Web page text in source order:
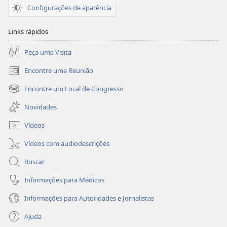
Configurações de aparência
Links rápidos
Peça uma Visita
Encontre uma Reunião
(abre
nova
janela)
Encontre um Local de Congresso
(abre
nova
janela)
Novidades
Vídeos
Vídeos com audiodescrições
Buscar
Informações para Médicos
Informações para Autoridades e Jornalistas
Ajuda